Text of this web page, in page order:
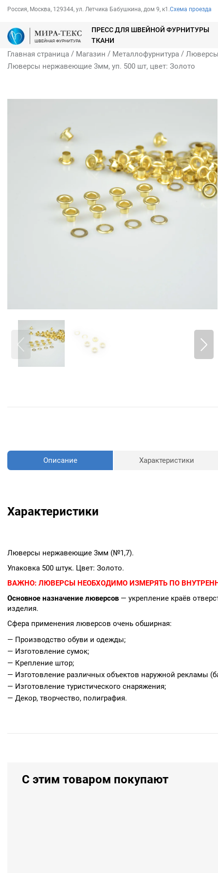
Россия, Москва, 129344, ул. Летчика Бабушкина, дом 9, к1.Схема проезда
ПРЕСС ДЛЯ ШВЕЙНОЙ ФУРНИТУРЫ
ТКАНИ
Главная страница / Магазин / Металлофурнитура / Люверсы
Люверсы нержавеющие 3мм, уп. 500 шт, цвет: Золото
Описание Характеристики
Характеристики
Люверсы нержавеющие 3мм (№1,7).
Упаковка 500 штук. Цвет: Золото.
ВАЖНО: ЛЮВЕРСЫ НЕОБХОДИМО ИЗМЕРЯТЬ ПО
Основное назначение люверсов — укрепление краёв
изделия.
Сфера применения люверсов очень обширная:
— Производство обуви и одежды;
— Изготовление сумок;
— Крепление штор;
— Изготовление различных объектов наружной рекламы
— Изготовление туристического снаряжения;
— Декор, творчество, полиграфия.
С этим товаром покупают